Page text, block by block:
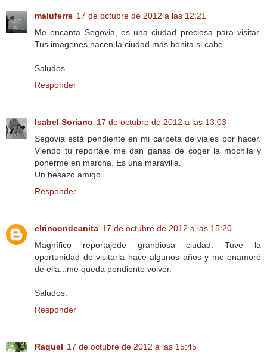
maluferre 17 de octubre de 2012 a las 12:21
Me encanta Segovia, es una ciudad preciosa para visitar.
Tus imagenes hacen la ciudad más bonita si cabe.
Saludos.
Responder
Isabel Soriano 17 de octubre de 2012 a las 13:03
Segovia está pendiente en mi carpeta de viajes por hacer.
Viendo tu reportaje me dan ganas de coger la mochila y
ponerme en marcha. Es una maravilla.
Un besazo amigo.
Responder
elrincondeanita 17 de octubre de 2012 a las 15:20
Magnífico reportajede grandiosa ciudad. Tuve la
oportunidad de visitarla hace algunos años y me enamoré
de ella...me queda pendiente volver.
Saludos.
Responder
Raquel 17 de octubre de 2012 a las 15:45